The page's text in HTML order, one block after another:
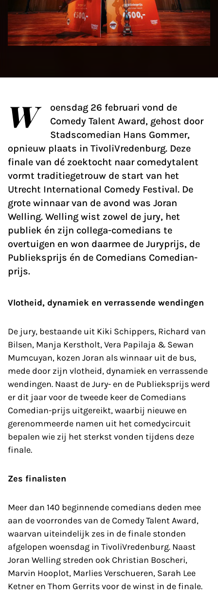
W
oensdag 26 februari vond de
Comedy Talent Award, gehost door
Stadscomedian Hans Gommer,
opnieuw plaats in TivoliVredenburg. Deze
finale van dé zoektocht naar comedytalent
vormt traditiegetrouw de start van het
Utrecht International Comedy Festival. De
grote winnaar van de avond was Joran
Welling. Welling wist zowel de jury, het
publiek én zijn collega-comedians te
overtuigen en won daarmee de Juryprijs, de
Publieksprijs én de Comedians Comedian-
prijs.
Vlotheid, dynamiek en verrassende wendingen
De jury, bestaande uit Kiki Schippers, Richard van
Bilsen, Manja Kerstholt, Vera Papilaja & Sewan
Mumcuyan, kozen Joran als winnaar uit de bus,
mede door zijn vlotheid, dynamiek en verrassende
wendingen. Naast de Jury- en de Publieksprijs werd
er dit jaar voor de tweede keer de Comedians
Comedian-prijs uitgereikt, waarbij nieuwe en
gerenommeerde namen uit het comedycircuit
bepalen wie zij het sterkst vonden tijdens deze
finale.
Zes finalisten
Meer dan 140 beginnende comedians deden mee
aan de voorrondes van de Comedy Talent Award,
waarvan uiteindelijk zes in de finale stonden
afgelopen woensdag in TivoliVredenburg. Naast
Joran Welling streden ook Christian Boscheri,
Marvin Hooplot, Marlies Verschueren, Sarah Lee
Ketner en Thom Gerrits voor de winst in de finale.